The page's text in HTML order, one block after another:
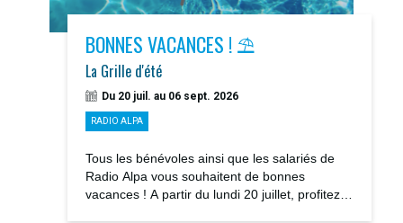
BONNES VACANCES ! ⛱️
La Grille d'été
Du 20 juil. au 06 sept. 2026
RADIO ALPA
Tous les bénévoles ainsi que les salariés de
Radio Alpa vous souhaitent de bonnes
vacances ! A partir du lundi 20 juillet, profitez